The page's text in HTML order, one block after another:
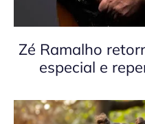
Zé Ramalho
especial e